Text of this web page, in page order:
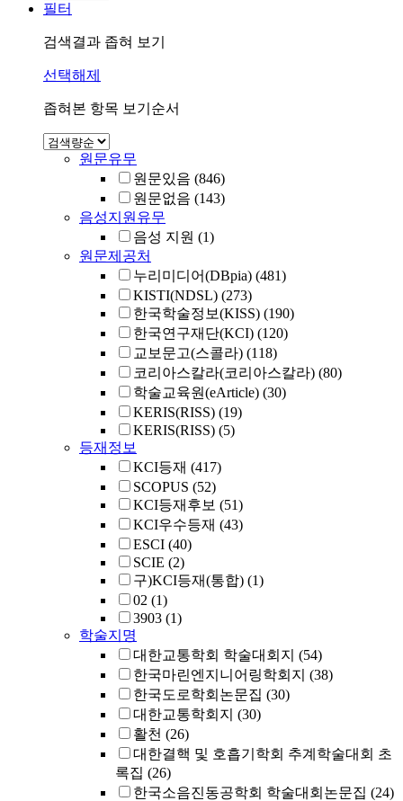
필터
검색결과 좁혀 보기
선택해제
좁혀본 항목 보기순서
원문유무
원문있음 (846)
원문없음 (143)
음성지원유무
음성 지원 (1)
원문제공처
누리미디어(DBpia) (481)
KISTI(NDSL) (273)
한국학술정보(KISS) (190)
한국연구재단(KCI) (120)
교보문고(스콜라) (118)
코리아스칼라(코리아스칼라) (80)
학술교육원(eArticle) (30)
KERIS(RISS) (19)
KERIS(RISS) (5)
등재정보
KCI등재 (417)
SCOPUS (52)
KCI등재후보 (51)
KCI우수등재 (43)
ESCI (40)
SCIE (2)
구)KCI등재(통합) (1)
02 (1)
3903 (1)
학술지명
대한교통학회 학술대회지 (54)
한국마린엔지니어링학회지 (38)
한국도로학회논문집 (30)
대한교통학회지 (30)
활천 (26)
대한결핵 및 호흡기학회 추계학술대회 초
록집 (26)
한국소음진동공학회 학술대회논문집 (24)